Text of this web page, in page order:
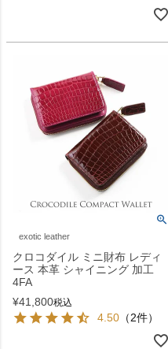
exotic leather
クロコダイル ミニ財布 レディ
ース 本革 シャイニング 加工
4FA
¥41,800税込
4.50 （2件）